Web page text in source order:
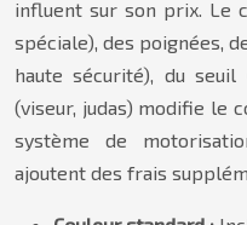
influent sur son prix. Le
spéciale), des poignées,
haute sécurité), du
(viseur, judas) modifie le
système de
ajoutent des frais